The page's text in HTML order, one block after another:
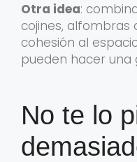
Otra idea:
cojines,
cohesión al
pueden hacer una
No te lo